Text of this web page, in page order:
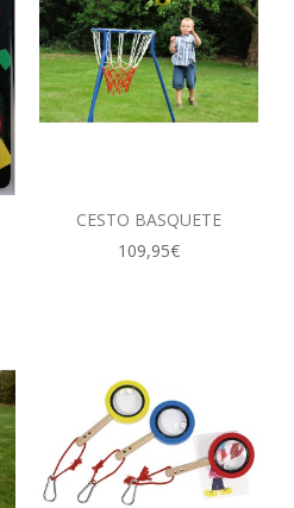
CESTO BASQUETE
109,95€